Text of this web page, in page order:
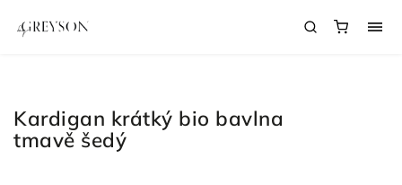
Kardigan krátký bio bavlna
tmavě šedý